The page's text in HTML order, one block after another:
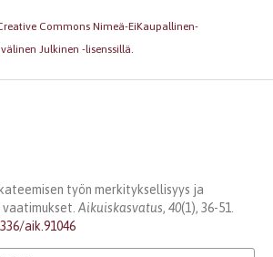
Commons Nimeä-EiKaupallinen-
Julkinen -lisenssillä.
työn merkityksellisyys ja
Aikuiskasvatus, 40(1), 36-51.
aik.91046